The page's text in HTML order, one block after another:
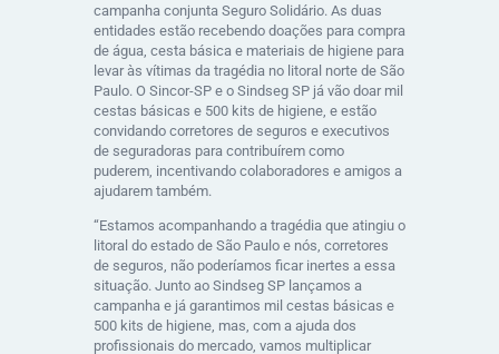
campanha conjunta Seguro Solidário. As duas
entidades estão recebendo doações para compra
de água, cesta básica e materiais de higiene para
levar às vítimas da tragédia no litoral norte de São
Paulo. O Sincor-SP e o Sindseg SP já vão doar mil
cestas básicas e 500 kits de higiene, e estão
convidando corretores de seguros e executivos
de seguradoras para contribuírem como
puderem, incentivando colaboradores e amigos a
ajudarem também.
“Estamos acompanhando a tragédia que atingiu o
litoral do estado de São Paulo e nós, corretores
de seguros, não poderíamos ficar inertes a essa
situação. Junto ao Sindseg SP lançamos a
campanha e já garantimos mil cestas básicas e
500 kits de higiene, mas, com a ajuda dos
profissionais do mercado, vamos multiplicar